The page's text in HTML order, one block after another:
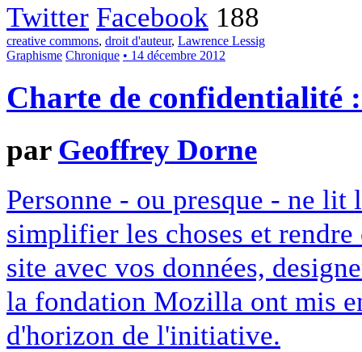
Twitter Facebook 188
creative commons, droit d'auteur, Lawrence Lessig
Graphisme Chronique • 14 décembre 2012
Charte de confidentialité
par Geoffrey Dorne
Personne - ou presque - ne
simplifier les choses et
site avec vos données,
la fondation Mozilla ont mis
d'horizon de l'initiative.